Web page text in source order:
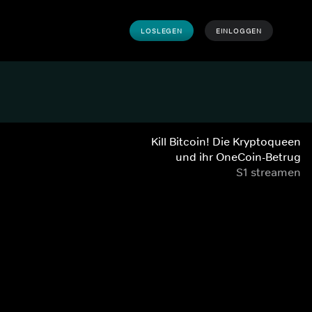
LOSLEGEN EINLOGGEN
Kill Bitcoin! Die Kryptoqueen
und ihr OneCoin-Betrug
S1 streamen